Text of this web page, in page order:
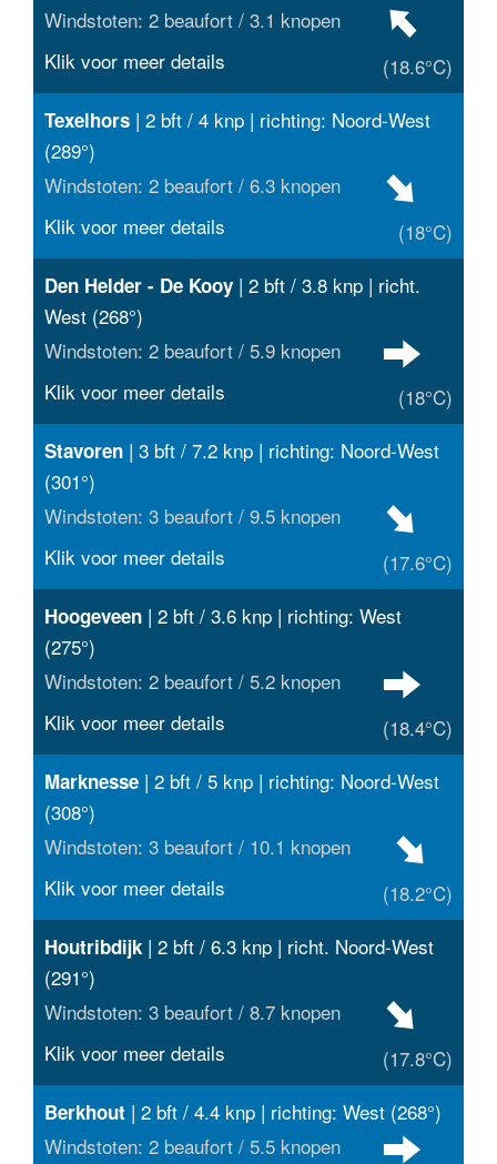
Windstoten: 2 beaufort / 3.1 knopen
(18.6°C)
Klik voor meer details
Texelhors | 2 bft / 4 knp | richting: Noord-West
(289°)
Windstoten: 2 beaufort / 6.3 knopen
(18°C)
Klik voor meer details
Den Helder - De Kooy | 2 bft / 3.8 knp | richt.
West (268°)
Windstoten: 2 beaufort / 5.9 knopen
(18°C)
Klik voor meer details
Stavoren | 3 bft / 7.2 knp | richting: Noord-West
(301°)
Windstoten: 3 beaufort / 9.5 knopen
(17.6°C)
Klik voor meer details
Hoogeveen | 2 bft / 3.6 knp | richting: West
(275°)
Windstoten: 2 beaufort / 5.2 knopen
(18.4°C)
Klik voor meer details
Marknesse | 2 bft / 5 knp | richting: Noord-West
(308°)
Windstoten: 3 beaufort / 10.1 knopen
(18.2°C)
Klik voor meer details
Houtribdijk | 2 bft / 6.3 knp | richt. Noord-West
(291°)
Windstoten: 3 beaufort / 8.7 knopen
(17.8°C)
Klik voor meer details
Berkhout | 2 bft / 4.4 knp | richting: West (268°)
Windstoten: 2 beaufort / 5.5 knopen